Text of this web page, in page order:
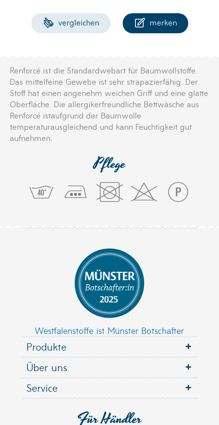
vergleichen merken
Renforcé ist die Standardwebart für Baumwollstoffe.
Das mittelfeine Gewebe ist sehr strapazierfähig. Der
Stoff hat einen angenehm weichen Griff und eine glatte
Oberfläche. Die allergikerfreundliche Bettwäsche aus
Renforcé istaufgrund der Baumwolle
temperaturausgleichend und kann Feuchtigkeit gut
aufnehmen.
Pflege
Westfalenstoffe ist Münster Botschafter
Produkte
Über uns
Service
Für Händler